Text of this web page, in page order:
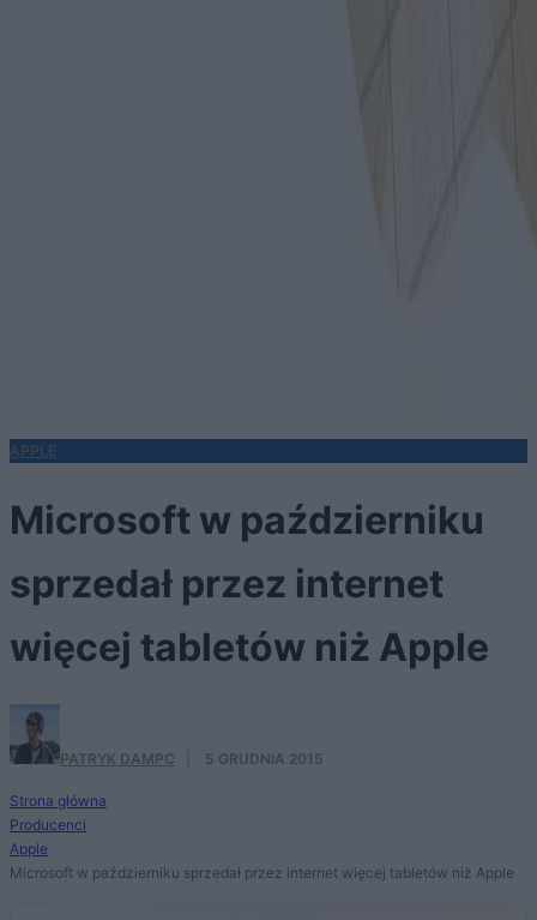
APPLE
Microsoft w październiku
sprzedał przez internet
więcej tabletów niż Apple
PATRYK DAMPC 5 GRUDNIA 2015
Strona główna
Producenci
Apple
Microsoft w październiku sprzedał przez internet więcej tabletów niż Apple